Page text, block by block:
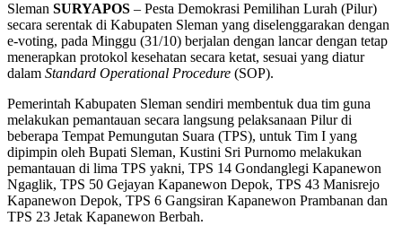
Sleman SURYAPOS – Pesta Demokrasi Pemilihan Lurah (Pilur)
secara serentak di Kabupaten Sleman yang diselenggarakan dengan
e-voting, pada Minggu (31/10) berjalan dengan lancar dengan tetap
menerapkan protokol kesehatan secara ketat, sesuai yang diatur
dalam Standard Operational Procedure (SOP).
Pemerintah Kabupaten Sleman sendiri membentuk dua tim guna
melakukan pemantauan secara langsung pelaksanaan Pilur di
beberapa Tempat Pemungutan Suara (TPS), untuk Tim I yang
dipimpin oleh Bupati Sleman, Kustini Sri Purnomo melakukan
pemantauan di lima TPS yakni, TPS 14 Gondanglegi Kapanewon
Ngaglik, TPS 50 Gejayan Kapanewon Depok, TPS 43 Manisrejo
Kapanewon Depok, TPS 6 Gangsiran Kapanewon Prambanan dan
TPS 23 Jetak Kapanewon Berbah.